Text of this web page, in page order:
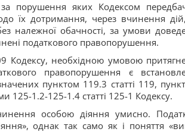
порушення яких Кодексом
їх дотримання, через вчинення
належної обачності, за умови
податкового правопорушення.
Кодексу, необхідною умовою
правопорушення є
пунктом 119.3 статті 119,
125-1.2-125-1.4 статті 125-1 Кодексу.
особою діяння умисно.
однак так само як і поняття